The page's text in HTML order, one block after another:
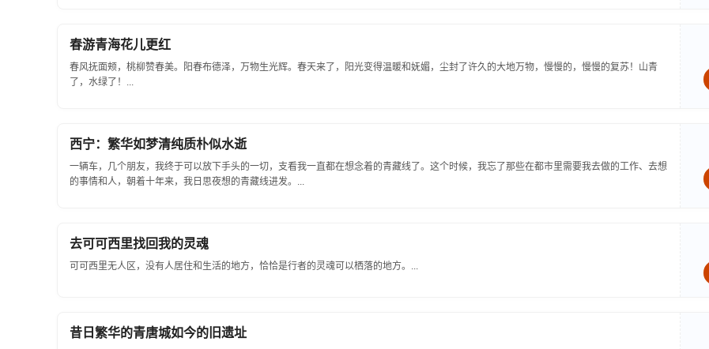
春游青海花儿更红
春风抚面颊，桃柳赞春美。阳春布德泽，万物生光辉。春天来了，阳光变得温暖和妩媚，尘封了许久的大地万物，慢慢的，慢慢的复苏！山青
了，水绿了！...
西宁：繁华如梦清纯质朴似水逝
一辆车，几个朋友，我终于可以放下手头的一切，支看我一直都在想念着的青藏线了。这个时候，我忘了那些在都市里需要我去做的工作、去想
的事情和人，朝着十年来，我日思夜想的青藏线进发。...
去可可西里找回我的灵魂
可可西里无人区，没有人居住和生活的地方，恰恰是行者的灵魂可以栖落的地方。...
昔日繁华的青唐城如今的旧遗址